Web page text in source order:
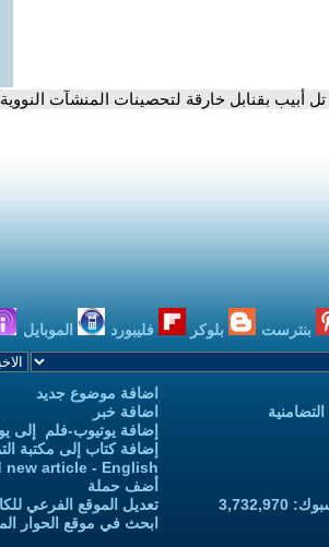
بقنابل خارقة لتحصينات المنشآت
بنترست بلوكر فليبورد الموبايل
اضافة موضوع جديد
اضافة خبر
إضافة يوتيوب-فلم إلى
إضافة كتاب إلى مكتبة
new article - English
أضف حملة
تعديل الموقع الفرعي
ابحث في موقع الحوار